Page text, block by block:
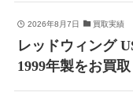
2026年8月7日 買取実績
レッドウィング
1999年製をお買取